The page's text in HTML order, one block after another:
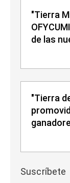
"Tierra
de las
"Tierra
Suscríbete